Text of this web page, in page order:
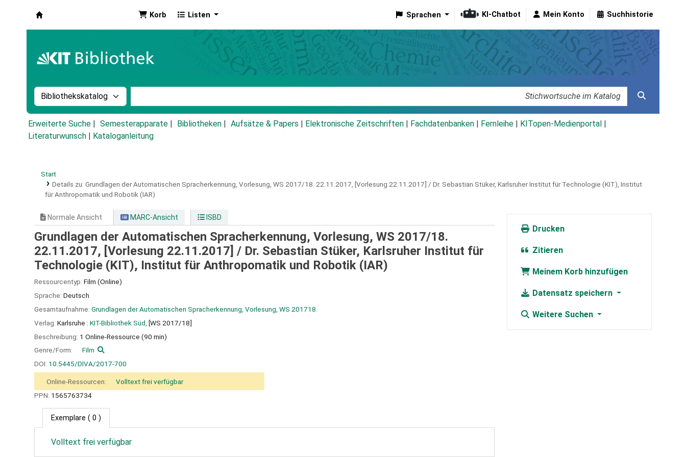
Korb Listen Sprachen KI-Chatbot Mein Konto Suchhistorie
Suche im Katalog nach:
Erweiterte Suche Semesterapparate Bibliotheken Aufsätze & Papers Elektronische Zeitschriften Fachdatenbanken Fernleihe KITopen-Medienportal
Literaturwunsch
Kataloganleitung
Start
Details zu: Grundlagen der Automatischen Spracherkennung, Vorlesung, WS 2017/18. 22.11.2017, [Vorlesung 22.11.2017] / Dr. Sebastian Stüker, Karlsruher Institut für Technologie (KIT), Institut
für Anthropomatik und Robotik (IAR)
Normale Ansicht MARC-Ansicht ISBD
Grundlagen der Automatischen Spracherkennung, Vorlesung, WS 2017/18.
22.11.2017, [Vorlesung 22.11.2017] / Dr. Sebastian Stüker, Karlsruher Institut für
Technologie (KIT), Institut für Anthropomatik und Robotik (IAR)
Ressourcentyp: Film (Online)
Sprache: Deutsch
Gesamtaufnahme: Grundlagen der Automatischen Spracherkennung, Vorlesung, WS 201718.
Verlag: Karlsruhe : KIT-Bibliothek Süd, [WS 2017/18]
Beschreibung: 1 Online-Ressource (90 min)
Genre/Form:
Film
DOI: 10.5445/DIVA/2017-700
Online-Ressourcen:
Volltext frei verfügbar
PPN: 1565763734
Exemplare ( 0 )
Volltext frei verfügbar
Drucken
Zitieren
Meinem Korb hinzufügen
Datensatz speichern
Weitere Suchen